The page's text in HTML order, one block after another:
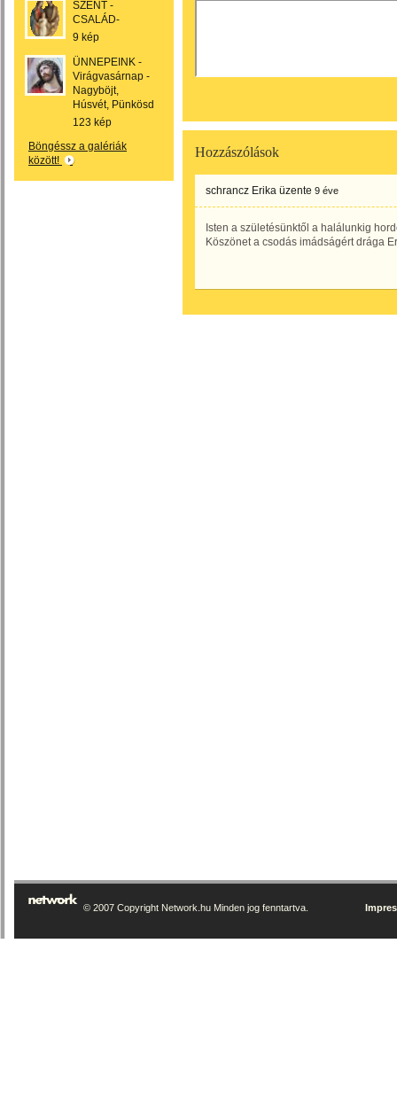
SZENT -
CSALÁD-
9 kép
ÜNNEPEINK -
Virágvasárnap -
Nagyböjt,
Húsvét, Pünkösd
123 kép
Böngéssz a galériák
között!
Hozzászólások
schrancz Erika üzente 9 éve
Isten a születésünktől a halálunkig
Köszönet a csodás imádságért drága
© 2007 Copyright Network.hu Minden jog fenntartva.